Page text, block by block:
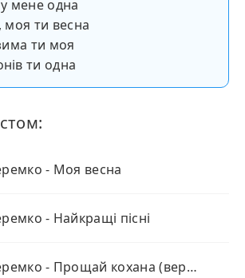
мене одна
моя ти весна
ти моя
ти одна
- Моя весна
- Найкращі пісні
Коля Веремко - Прощай кохана (версія 2025)